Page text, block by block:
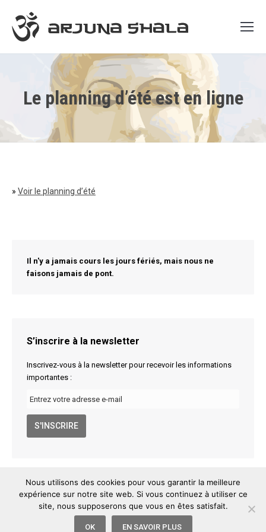
Le planning d’été est en ligne
» Voir le planning d’été
Il n'y a jamais cours les jours fériés, mais nous ne
faisons jamais de pont.
S’inscrire à la newsletter
Inscrivez-vous à la newsletter pour recevoir les informations
importantes :
Arjuna Shala
6 rue Maguelone, 34000 Montpellier
info@arjuna-shala.com
06 68 41 66 66
Nous utilisons des cookies pour vous garantir la meilleure
expérience sur notre site web. Si vous continuez à utiliser ce
site, nous supposerons que vous en êtes satisfait.
OK EN SAVOIR PLUS